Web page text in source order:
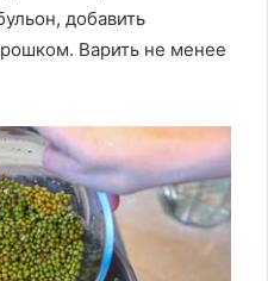
добавить
Варить не менее